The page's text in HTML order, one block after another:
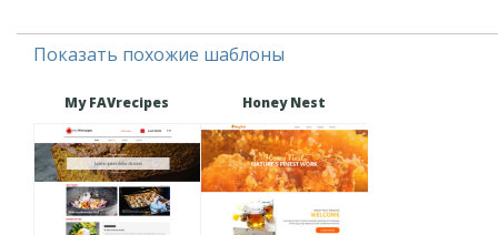
Показать похожие шаблоны
My FAVrecipes Honey Nest